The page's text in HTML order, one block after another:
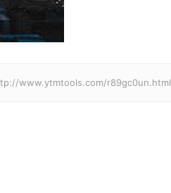
www.ytmtools.com/r89gc0un.html